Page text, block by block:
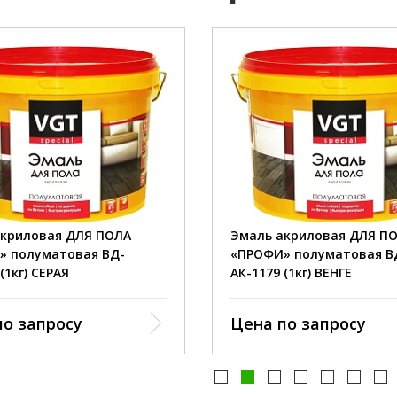
ДЛЯ ПОЛА
полуматовая ВД-
СЕРАЯ
1 кг.
1 кг; 2,5 кг; 10 кг.
СЕРАЯ.
100 г/м2.
24 часа.
запросу
Эмаль акриловая ДЛЯ
«ПРОФИ» полуматовая
АК-1179 (1кг) ВЕНГЕ
вес::
фасовка::
1 кг;
цвет::
расход::
полное высыхание::
Цена по запросу